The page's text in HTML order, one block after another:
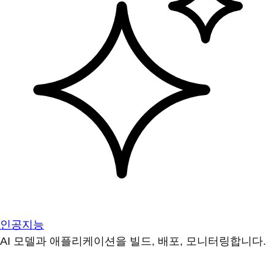
인공지능
AI 모델과 애플리케이션을 빌드, 배포, 모니터링합니다.